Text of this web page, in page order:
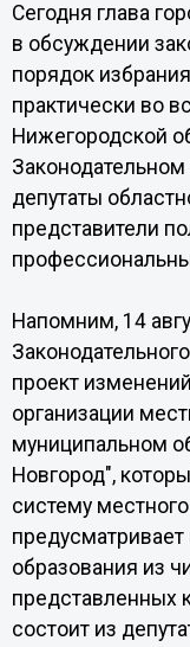
Сегодня глава
в обсуждении
порядок
практически во
Нижегородской
депутаты
представители
Напомним, 14
проект
организации
муниципальном
Новгород",
систему
образования из
представленных
состоит из